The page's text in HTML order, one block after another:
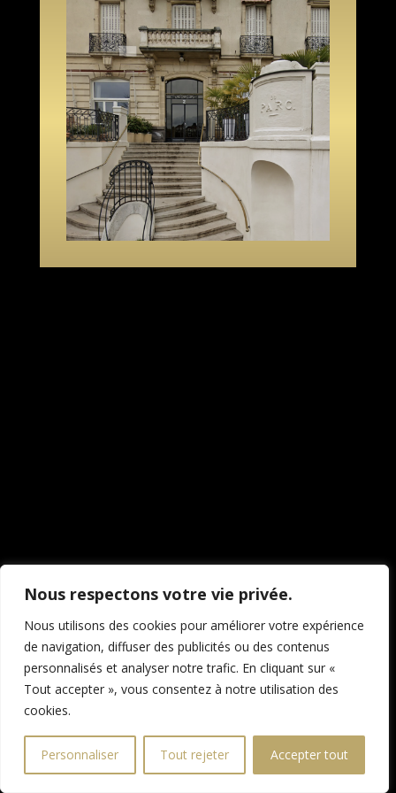
Nous respectons votre vie privée.
Nous utilisons des cookies pour améliorer votre expérience
de navigation, diffuser des publicités ou des contenus
personnalisés et analyser notre trafic. En cliquant sur «
Tout accepter », vous consentez à notre utilisation des
cookies.
Personnaliser Tout rejeter Accepter tout